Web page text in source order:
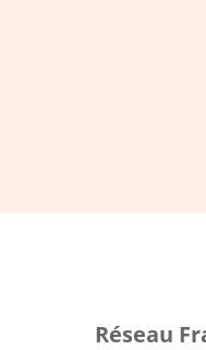
Réseau